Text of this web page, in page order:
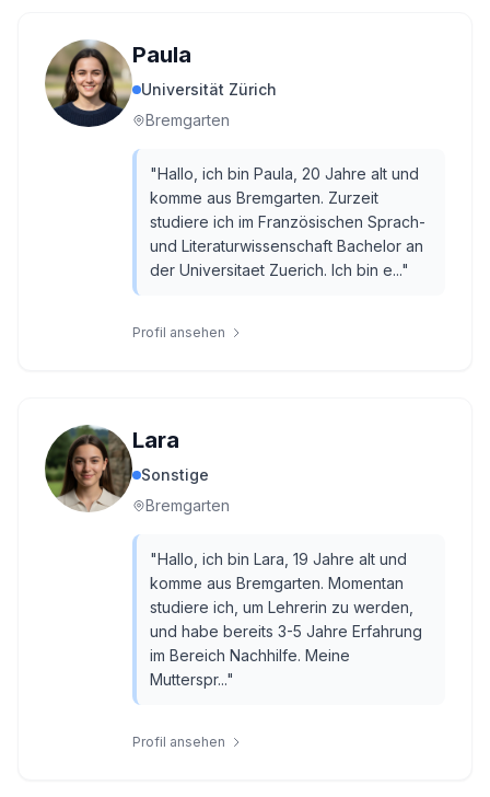
Paula
Universität Zürich
Bremgarten
"Hallo, ich bin Paula, 20 Jahre alt und
komme aus Bremgarten. Zurzeit
studiere ich im Französischen Sprach-
und Literaturwissenschaft Bachelor an
der Universitaet Zuerich. Ich bin e..."
Profil ansehen
Lara
Sonstige
Bremgarten
"Hallo, ich bin Lara, 19 Jahre alt und
komme aus Bremgarten. Momentan
studiere ich, um Lehrerin zu werden,
und habe bereits 3-5 Jahre Erfahrung
im Bereich Nachhilfe. Meine
Mutterspr..."
Profil ansehen